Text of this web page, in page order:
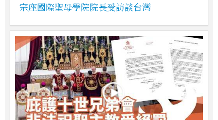
宗座國際聖母學院院長受訪談台灣